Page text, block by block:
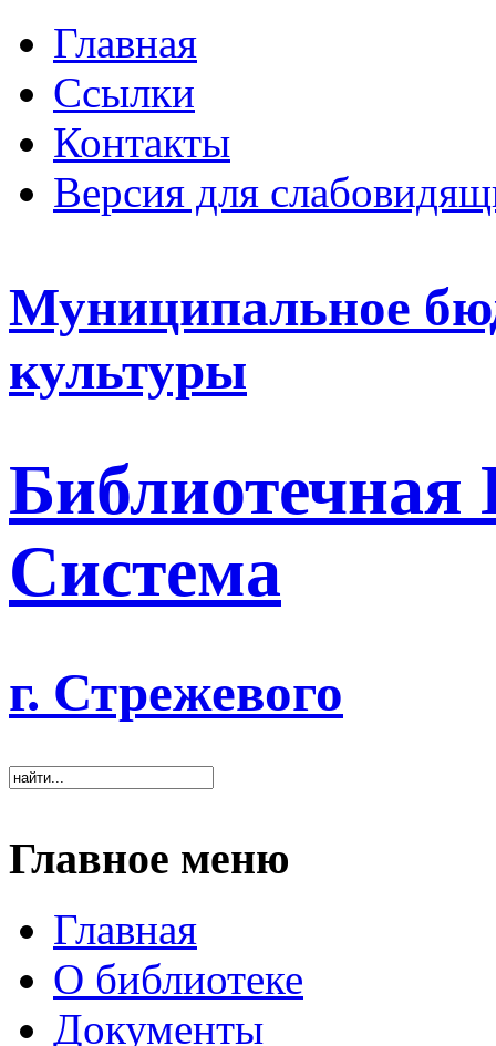
Главная
Ссылки
Контакты
Версия для
Муниципальное
культуры
Система
г. Стрежевого
Главное меню
Главная
О библиотеке
Документы